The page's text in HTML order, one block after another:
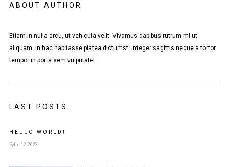
ABOUT AUTHOR
Etiam in nulla arcu, ut vehicula velit. Vivamus dapibus rutrum mi ut
aliquam. In hac habitasse platea dictumst. Integer sagittis neque a tortor
tempor in porta sem vulputate.
LAST POSTS
HELLO WORLD!
Eylül 12, 2022